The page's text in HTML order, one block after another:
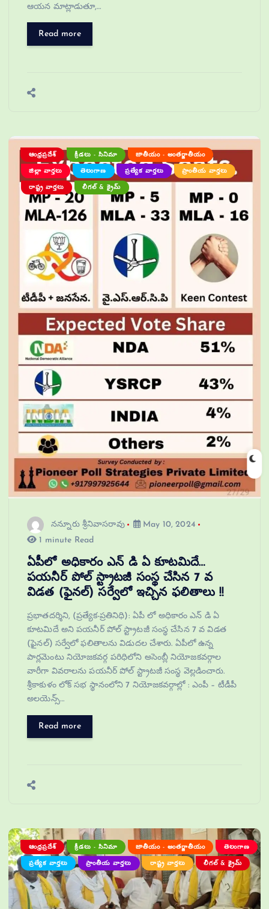
ఆయన మాట్లాడుతూ,…
Read more
ఆంధ్రప్రదేశ్ క్రీడలు - సినిమా జాతీయం - అంతర్జాతీయం
జిల్లా వార్తలు తెలంగాణ ప్రత్యేక వార్తలు ప్రాంతీయ వార్తలు
రాష్ట్ర వార్తలు లీగల్ & క్రైమ్
నన్నూరు శ్రీనివాసరావు
May 10, 2024
1 minute Read
ఏపీలో అధికారం ఎన్ డి ఏ కూటమిదే…
పయనీర్ పోల్ స్ట్రాటజీ సంస్థ చేసిన 7 వ
విడత (ఫైనల్) సర్వేలో ఇచ్చిన ఫలితాలు !!
ప్రభాతదర్శిని, (ప్రత్యేక-ప్రతినిధి): ఏపీ లో అధికారం ఎన్ డి ఏ
కూటమిదే అని పయనీర్ పోల్ స్ట్రాటజీ సంస్థ చేసిన 7 వ విడత
(ఫైనల్) సర్వేలో ఫలితాలను విడుదల చేశారు. ఏపీలో ఉన్న
పార్లమెంటు నియోజకవర్గ పరిధిలోని అసెంబ్లీ నియోజకవర్గాల
వారీగా వివరాలను పయనీర్ పోల్ స్ట్రాటజీ సంస్థ వెల్లడించారు.
శ్రీకాకుళం లోక్ సభ స్థానంలోని 7 నియోజకవర్గాల్లో : ఎంపీ – టీడీపీ
అలయెన్స్…
Read more
ఆంధ్రప్రదేశ్ క్రీడలు - సినిమా జాతీయం - అంతర్జాతీయం తెలంగాణ
ప్రత్యేక వార్తలు ప్రాంతీయ వార్తలు రాష్ట్ర వార్తలు లీగల్ & క్రైమ్